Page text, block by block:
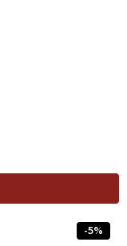
lahko izberete na
-5%